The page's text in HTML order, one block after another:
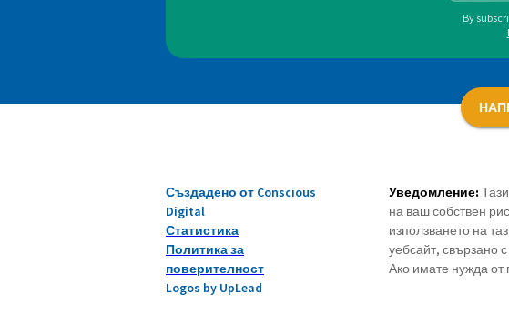
By
Създадено от Conscious
Digital
Статистика
Политика за
поверителност
Logos by UpLead
Уведомление:
на ваш собствен
използването на
уебсайт, свързано
Ако имате нужда от